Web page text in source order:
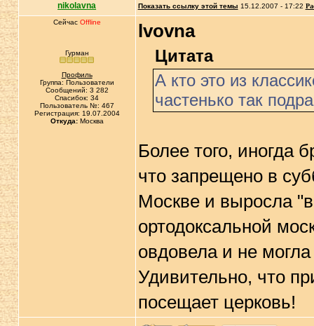
nikolavna Показать ссылку этой темы 15.12.2007 - 17:22
Сейчас Offline
Гурман
Профиль
Группа: Пользователи
Сообщений: 3 282
Спасибок: 34
Пользователь №: 467
Регистрация: 19.07.2004
Откуда:Москва
lvovna
Цитата
А кто это из
частенько так
Более того, иногда
что запрещено в
Москве и выросла
ортодоксальной
овдовела и не
Удивительно, что
посещает церковь!